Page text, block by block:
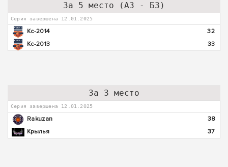
За 5 место (А3 - Б3)
Серия завершена 12.01.2025
Кс-2014
32
Кс-2013
33
За 3 место
Серия завершена 12.01.2025
Rakuzan
38
Крылья
37